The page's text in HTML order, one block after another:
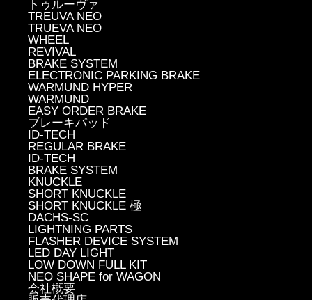
トゥルーヴァ
TREUVA NEO
TRUEVA NEO
WHEEL
REVIVAL
BRAKE SYSTEM
ELECTRONIC PARKING BRAKE
WARMUND HYPER
WARMUND
EASY ORDER BRAKE
ブレーキパッド
ID-TECH
REGULAR BRAKE
ID-TECH
BRAKE SYSTEM
KNUCKLE
SHORT KNUCKLE
SHORT KNUCKLE 極
DACHS-SC
LIGHTNING PARTS
FLASHER DEVICE SYSTEM
LED DAY LIGHT
LOW DOWN FULL KIT
NEO SHAPE for WAGON
会社概要